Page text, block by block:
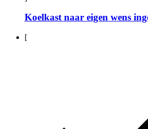
Koelkast naar eigen wens
[